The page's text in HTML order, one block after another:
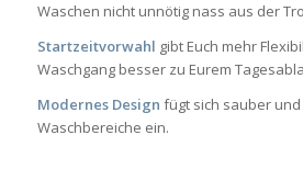
Waschen nicht unnötig nass aus der
Startzeitvorwahl gibt Euch mehr
Waschgang besser zu Eurem
Modernes Design fügt sich sauber
Waschbereiche ein.